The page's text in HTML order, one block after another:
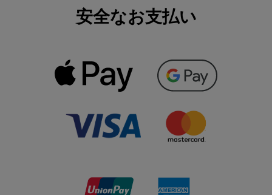
安全なお支払い